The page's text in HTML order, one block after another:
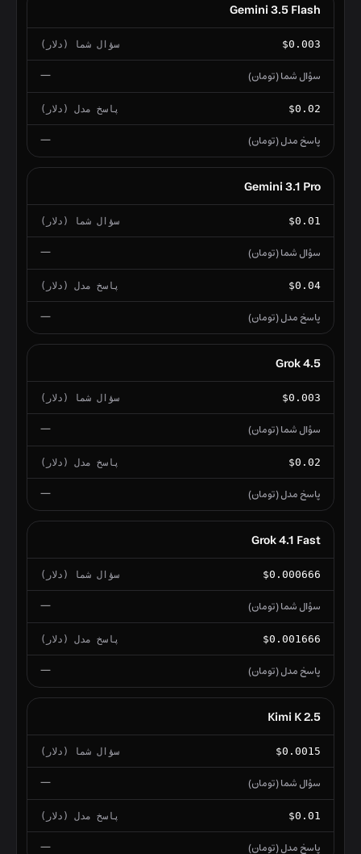
Gemini 3.5 Flash
$0.003
—
$0.02
—
Gemini 3.1 Pro
$0.01
—
$0.04
—
Grok 4.5
$0.003
—
$0.02
—
Grok 4.1 Fast
$0.000666
—
$0.001666
—
Kimi K 2.5
$0.0015
—
$0.01
—